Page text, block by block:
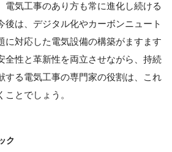
電気工事のあり方も常に進化し続ける
後は、デジタル化やカーボンニュート
に対応した電気設備の構築がますます
全性と革新性を両立させながら、持続
する電気工事の専門家の役割は、これ
とでしょう。
ク